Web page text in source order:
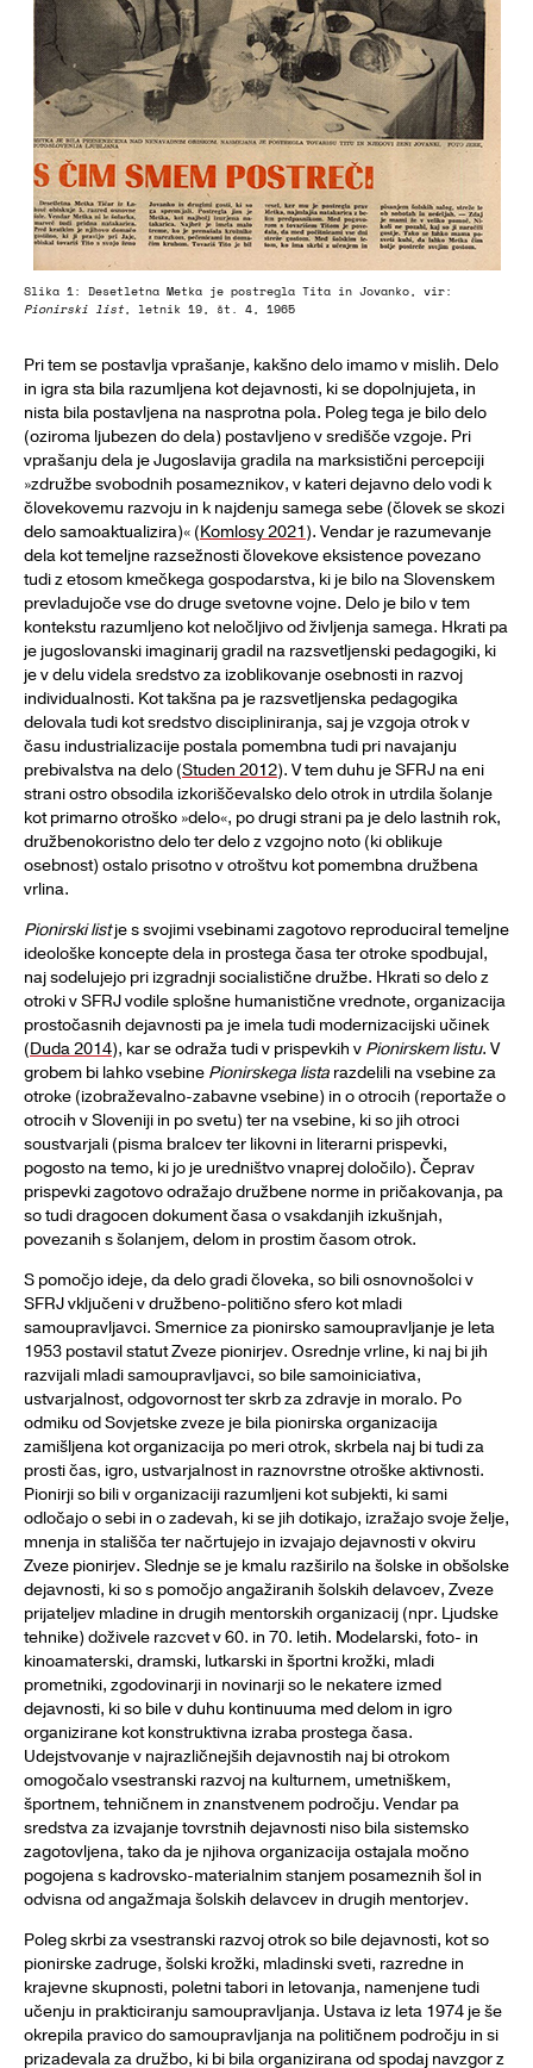
Slika 1: Desetletna Metka je postregla Tita in Jovanko, vir:
Pionirski list, letnik 19, št. 4, 1965
Pri tem se postavlja vprašanje, kakšno delo imamo v mislih. Delo
in igra sta bila razumljena kot dejavnosti, ki se dopolnjujeta, in
nista bila postavljena na nasprotna pola. Poleg tega je bilo delo
(oziroma ljubezen do dela) postavljeno v središče vzgoje. Pri
vprašanju dela je Jugoslavija gradila na marksistični percepciji
»združbe svobodnih posameznikov, v kateri dejavno delo vodi k
človekovemu razvoju in k najdenju samega sebe (človek se skozi
delo samoaktualizira)« (Komlosy 2021). Vendar je razumevanje
dela kot temeljne razsežnosti človekove eksistence povezano
tudi z etosom kmečkega gospodarstva, ki je bilo na Slovenskem
prevladujoče vse do druge svetovne vojne. Delo je bilo v tem
kontekstu razumljeno kot neločljivo od življenja samega. Hkrati pa
je jugoslovanski imaginarij gradil na razsvetljenski pedagogiki, ki
je v delu videla sredstvo za izoblikovanje osebnosti in razvoj
individualnosti. Kot takšna pa je razsvetljenska pedagogika
delovala tudi kot sredstvo discipliniranja, saj je vzgoja otrok v
času industrializacije postala pomembna tudi pri navajanju
prebivalstva na delo (Studen 2012). V tem duhu je SFRJ na eni
strani ostro obsodila izkoriščevalsko delo otrok in utrdila šolanje
kot primarno otroško »delo«, po drugi strani pa je delo lastnih rok,
družbenokoristno delo ter delo z vzgojno noto (ki oblikuje
osebnost) ostalo prisotno v otroštvu kot pomembna družbena
vrlina.
Pionirski listje s svojimi vsebinami zagotovo reproduciral temeljne
ideološke koncepte dela in prostega časa ter otroke spodbujal,
naj sodelujejo pri izgradnji socialistične družbe. Hkrati so delo z
otroki v SFRJ vodile splošne humanistične vrednote, organizacija
prostočasnih dejavnosti pa je imela tudi modernizacijski učinek
(Duda 2014), kar se odraža tudi v prispevkih v Pionirskem listu. V
grobem bi lahko vsebine Pionirskega lista razdelili na vsebine za
otroke (izobraževalno-zabavne vsebine) in o otrocih (reportaže o
otrocih v Sloveniji in po svetu) ter na vsebine, ki so jih otroci
soustvarjali (pisma bralcev ter likovni in literarni prispevki,
pogosto na temo, ki jo je uredništvo vnaprej določilo). Čeprav
prispevki zagotovo odražajo družbene norme in pričakovanja, pa
so tudi dragocen dokument časa o vsakdanjih izkušnjah,
povezanih s šolanjem, delom in prostim časom otrok.
S pomočjo ideje, da delo gradi človeka, so bili osnovnošolci v
SFRJ vključeni v družbeno-politično sfero kot mladi
samoupravljavci. Smernice za pionirsko samoupravljanje je leta
1953 postavil statut Zveze pionirjev. Osrednje vrline, ki naj bi jih
razvijali mladi samoupravljavci, so bile samoiniciativa,
ustvarjalnost, odgovornost ter skrb za zdravje in moralo. Po
odmiku od Sovjetske zveze je bila pionirska organizacija
zamišljena kot organizacija po meri otrok, skrbela naj bi tudi za
prosti čas, igro, ustvarjalnost in raznovrstne otroške aktivnosti.
Pionirji so bili v organizaciji razumljeni kot subjekti, ki sami
odločajo o sebi in o zadevah, ki se jih dotikajo, izražajo svoje želje,
mnenja in stališča ter načrtujejo in izvajajo dejavnosti v okviru
Zveze pionirjev. Slednje se je kmalu razširilo na šolske in obšolske
dejavnosti, ki so s pomočjo angažiranih šolskih delavcev, Zveze
prijateljev mladine in drugih mentorskih organizacij (npr. Ljudske
tehnike) doživele razcvet v 60. in 70. letih. Modelarski, foto- in
kinoamaterski, dramski, lutkarski in športni krožki, mladi
prometniki, zgodovinarji in novinarji so le nekatere izmed
dejavnosti, ki so bile v duhu kontinuuma med delom in igro
organizirane kot konstruktivna izraba prostega časa.
Udejstvovanje v najrazličnejših dejavnostih naj bi otrokom
omogočalo vsestranski razvoj na kulturnem, umetniškem,
športnem, tehničnem in znanstvenem področju. Vendar pa
sredstva za izvajanje tovrstnih dejavnosti niso bila sistemsko
zagotovljena, tako da je njihova organizacija ostajala močno
pogojena s kadrovsko-materialnim stanjem posameznih šol in
odvisna od angažmaja šolskih delavcev in drugih mentorjev.
Poleg skrbi za vsestranski razvoj otrok so bile dejavnosti, kot so
pionirske zadruge, šolski krožki, mladinski sveti, razredne in
krajevne skupnosti, poletni tabori in letovanja, namenjene tudi
učenju in prakticiranju samoupravljanja. Ustava iz leta 1974 je še
okrepila pravico do samoupravljanja na političnem področju in si
prizadevala za družbo, ki bi bila organizirana od spodaj navzgor z